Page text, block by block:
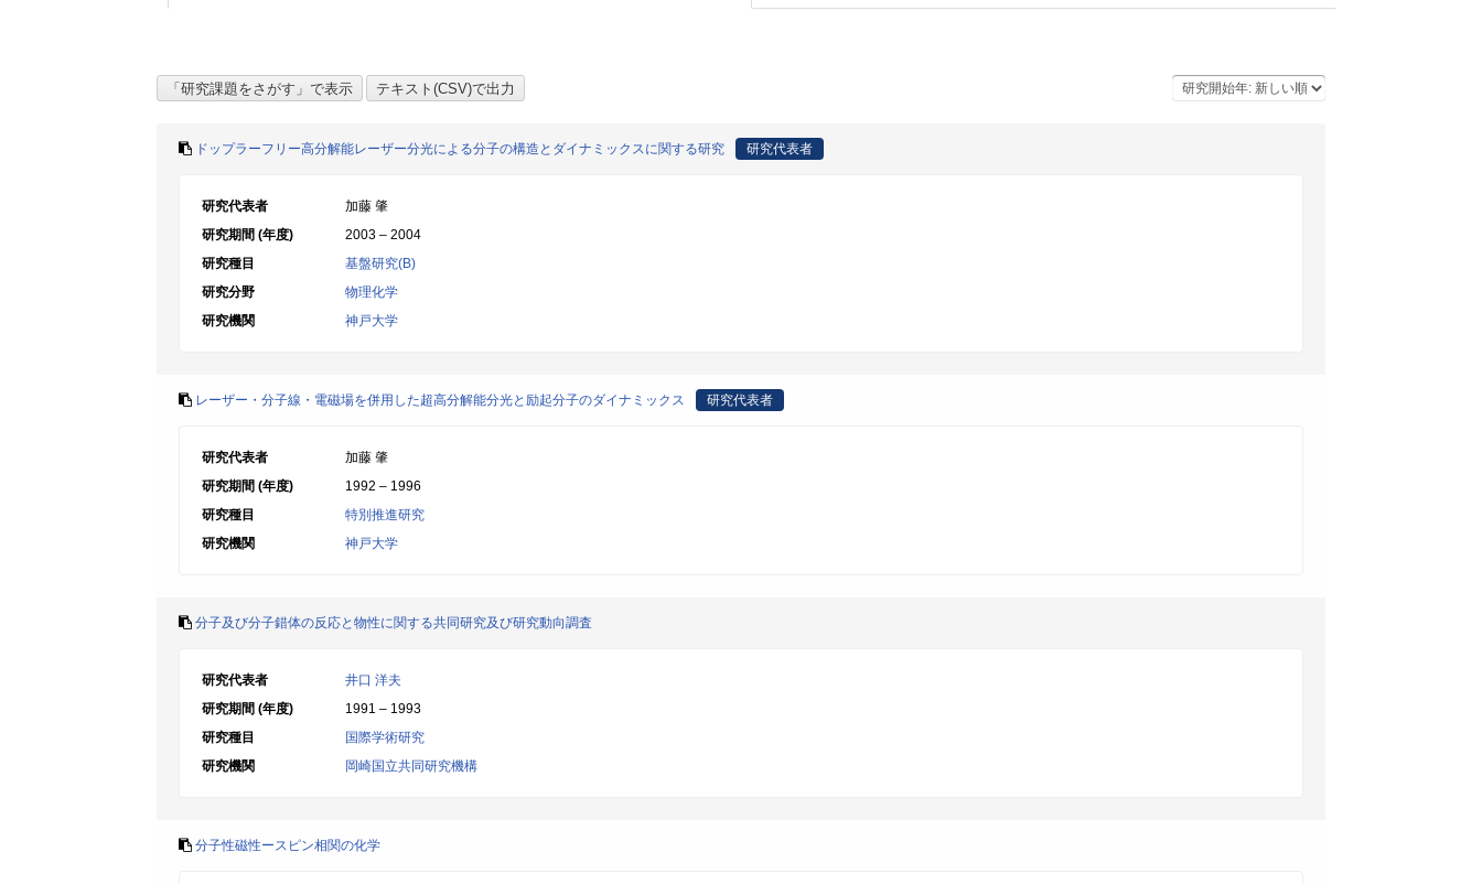
ドップラーフリー高分解能レーザー分光による分子の構造とダイナミックスに関する研究 研究代表者
研究代表者
加藤 肇
研究期間 (年度)
2003 – 2004
研究種目
基盤研究(B)
研究分野
物理化学
研究機関
神戸大学
レーザー・分子線・電磁場を併用した超高分解能分光と励起分子のダイナミックス 研究代表者
研究代表者
加藤 肇
研究期間 (年度)
1992 – 1996
研究種目
特別推進研究
研究機関
神戸大学
分子及び分子錯体の反応と物性に関する共同研究及び研究動向調査
研究代表者
井口 洋夫
研究期間 (年度)
1991 – 1993
研究種目
国際学術研究
研究機関
岡崎国立共同研究機構
分子性磁性ースピン相関の化学